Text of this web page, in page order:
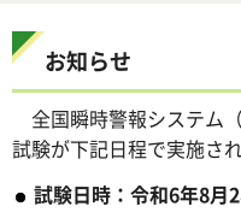
お知らせ
全国瞬時警報システム
試験が下記日程で実施され
試験日時：令和6年8月